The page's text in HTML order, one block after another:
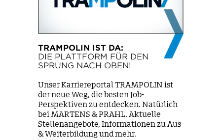
TRAMPOLIN IST DA:
DIE PLATTFORM FÜR DEN
SPRUNG NACH OBEN!
Unser Karriereportal TRAMPOLIN ist
der neue Weg, die besten Job-
Perspektiven zu entdecken. Natürlich
bei MARTENS & PRAHL. Aktuelle
Stellenangebote, Informationen zu Aus-
& Weiterbildung und mehr.